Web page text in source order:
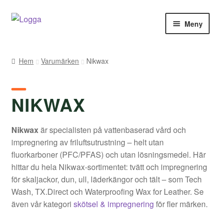
Hoppa
Hoppa
Meny
Om Arukimasu
Butik
Varumärken
Väljare
Hem Varumärken Nikwax
NIKWAX
Nikwaxär specialisten på vattenbaserad vård och
impregnering av friluftsutrustning – helt utan
fluorkarboner (PFC/PFAS) och utan lösningsmedel. Här
hittar du hela Nikwax-sortimentet: tvätt och impregnering
för skaljackor, dun, ull, läderkängor och tält – som Tech
Wash, TX.Direct och Waterproofing Wax for Leather. Se
även vår kategori skötsel & impregnering för fler märken.